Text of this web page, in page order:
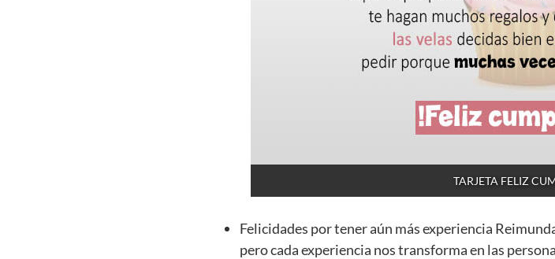
TARJETA FELIZ
Felicidades por tener aún más experiencia
pero cada experiencia nos transforma en las